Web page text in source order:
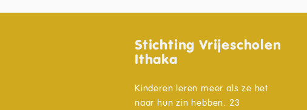
Stichting Vrijescholen
Ithaka
Kinderen leren meer als ze het
naar hun zin hebben. 23